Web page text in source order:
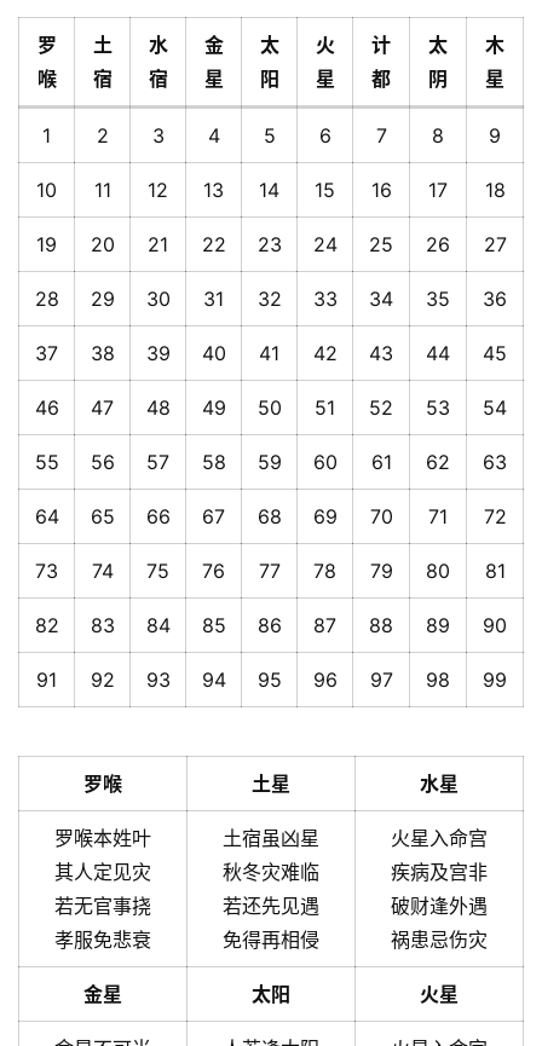
罗
喉
土
宿
水
宿
金
星
太
阳
火
星
计
都
太
阴
木
星
1 2 3 4 5 6 7 8 9
10 11 12 13 14 15 16 17 18
19 20 21 22 23 24 25 26 27
28 29 30 31 32 33 34 35 36
37 38 39 40 41 42 43 44 45
46 47 48 49 50 51 52 53 54
55 56 57 58 59 60 61 62 63
64 65 66 67 68 69 70 71 72
73 74 75 76 77 78 79 80 81
82 83 84 85 86 87 88 89 90
91 92 93 94 95 96 97 98 99
罗喉 土星 水星
罗喉本姓叶
其人定见灾
若无官事挠
孝服免悲衰
土宿虽凶星
秋冬灾难临
若还先见遇
免得再相侵
火星入命宫
疾病及宫非
破财逢外遇
祸患忌伤灾
金星 太阳 火星